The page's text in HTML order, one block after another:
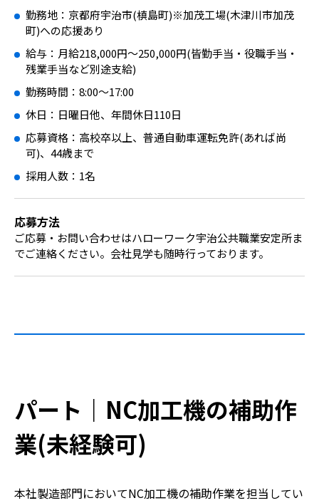
勤務地：京都府宇治市(槙島町)※加茂工場(木津川市加茂
町)への応援あり
給与：月給218,000円〜250,000円(皆勤手当・役職手当・
残業手当など別途支給)
勤務時間：8:00〜17:00
休日：日曜日他、年間休日110日
応募資格：高校卒以上、普通自動車運転免許(あれば尚
可)、44歳まで
採用人数：1名
応募方法
ご応募・お問い合わせはハローワーク宇治公共職業安定所ま
でご連絡ください。会社見学も随時行っております。
パート｜NC加工機の補助作
業(未経験可)
本社製造部門においてNC加工機の補助作業を担当してい